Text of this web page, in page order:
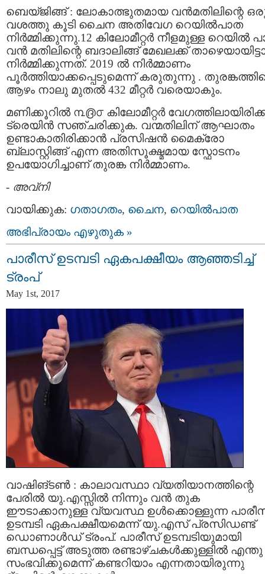
ബെയ്ജിങ്ങ് : ലോകാത്ഭുതമായ വന്‍മതിലിന്റെ
വശത്തു കൂടി ചൈന അതിവേഗ റെയില്‍പാത
നിര്‍മ്മിക്കുന്നു.12 കിലോമീറ്റര്‍ നീളമുള്ള റെയില്‍
വന്‍ മതിലിന്റെ ബദാലിങ്ങ് മേഖലക്ക്
നിര്‍മ്മിക്കുന്നത്. 2019 ല്‍ നിര്‍മ്മാണം
പൂര്‍ത്തിയാക്കപ്പെടുമെന്ന് കരുതുന്നു .
ആഴം നാലു മുതല്‍ 432 മീറ്റര്‍ വരെയാകും.
മണിക്കൂറില്‍ ൩൫൦ കിലോമീറ്റര്‍
ട്രെയിന്‍ സഞ്ചരിക്കുക. വന്മതിലിന് ആഘാതം
ഉണ്ടാകാതിരിക്കാന്‍ പ്രസിഷന്‍ മൈക്രോ
ബ്ലാസ്റ്റിങ്ങ് എന്ന അതിസൂക്ഷ്മമായ സ്ഫോടനം
ഉപയോഗിച്ചാണ് തുരങ്ക നിര്‍മ്മാണം.
- അവ്നി
വായിക്കുക: ഗതാഗതം, ചൈന, റെയില്‍പാത
അഭിപ്രായം എഴുതുക »
പാരീസ് ഉടമ്പടി ഏകപക്ഷീയം ആഞ്ഞടിച്ച്
ട്രംപ്
May 1st, 2017
വാഷിങ്ടണ്‍ : കാലാവസ്ഥാ വ്യതിയാനത്തിന്റെ
പേരില്‍ യു.എസ്സില്‍ നിന്നും വന്‍ തുക
ഈടാക്കാനുള്ള വ്യവസ്ഥ ഉള്‍ക്കൊള്ളുന്ന
ഉടമ്പടി ഏകപക്ഷീയമെന്ന് യു.എസ് പ്രസിഡണ്ട്
ഡൊണാള്‍ഡ് ട്രംപ്. പാരീസ് ഉടമ്പടിയുമായി
ബന്ധപ്പെട്ട് അടുത്ത രണ്ടാഴ്ചകള്‍ക്കുള്ളില്‍ എന്തു
സംഭവിക്കുമെന്ന് കണ്ടറിയാം എന്നതായിരുന്നു